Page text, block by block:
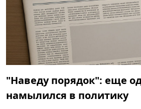
"Наведу порядок": еще
намылился в политику